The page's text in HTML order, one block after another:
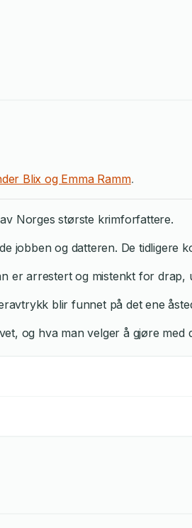
Blix og Emma Ramm.
Norges største krimforfattere.
jobben og datteren. De
er arrestert og mistenkt for drap,
blir funnet på det ene
og hva man velger å gjøre med